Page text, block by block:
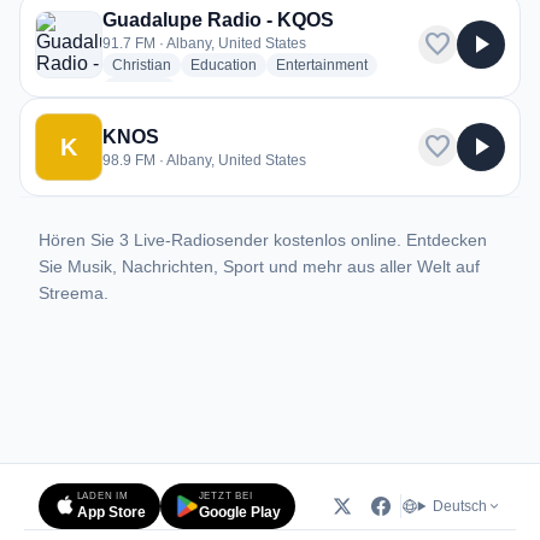
Guadalupe Radio - KQOS
91.7 FM · Albany, United States
Christian radio stations
Education radio stations
Entertainmentradio stations
favorite play_arrow
K KNOS
98.9 FM · Albany, United States favorite play_arrow
Hören Sie 3 Live-Radiosender kostenlos online. Entdecken
Sie Musik, Nachrichten, Sport und mehr aus aller Welt auf
Streema.
LADEN IM
App Store
JETZT BEI
Google Play Deutsch